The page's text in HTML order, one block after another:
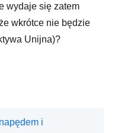
wydaje się zatem
wkrótce nie będzie
Unijna)?
i